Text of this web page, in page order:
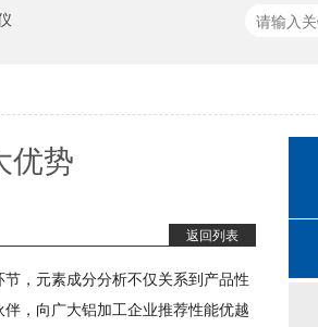
优势
返回列表
，元素成分分析不仅关系到产品性
，向广大铝加工企业推荐性能优越